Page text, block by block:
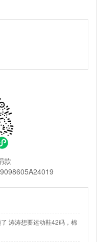
款
涛涛想要运动鞋42码，棉